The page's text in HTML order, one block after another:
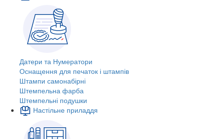
Датери та Нумератори
Оснащення для печаток і штампів
Штампи самонабірні
Штемпельна фарба
Штемпельні подушки
Настільне приладдя